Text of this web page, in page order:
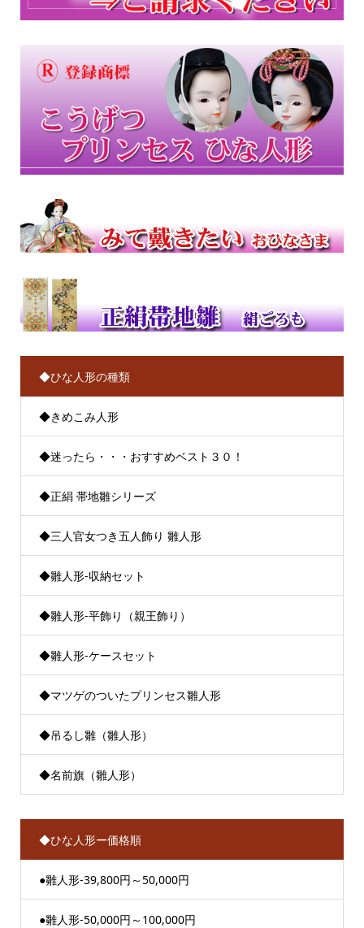
◆ひな人形の種類
◆きめこみ人形
◆迷ったら・・・おすすめベスト３０！
◆正絹 帯地雛シリーズ
◆三人官女つき五人飾り 雛人形
◆雛人形-収納セット
◆雛人形-平飾り（親王飾り）
◆雛人形-ケースセット
◆マツゲのついたプリンセス雛人形
◆吊るし雛（雛人形）
◆名前旗（雛人形）
◆ひな人形ー価格順
●雛人形-39,800円～50,000円
●雛人形-50,000円～100,000円